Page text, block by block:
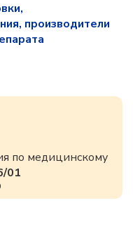
производители
по медицинскому
01